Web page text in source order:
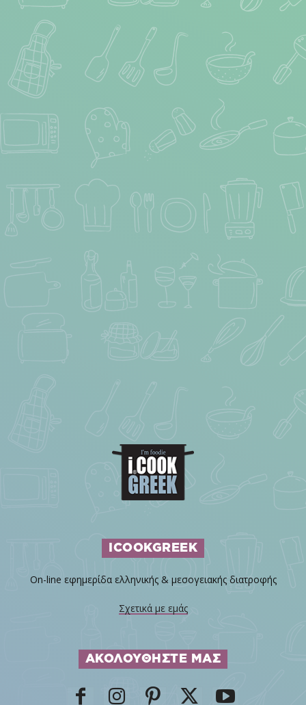
ICOOKGREEK
On-line εφημερίδα ελληνικής & μεσογειακής διατροφής
Σχετικά με εμάς
ΑΚΟΛΟΥΘΗΣΤΕ ΜΑΣ